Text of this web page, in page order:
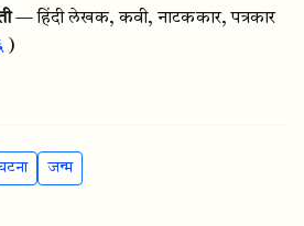
— हिंदी लेखक, कवी, नाटककार, पत्रकार
)
जन्म